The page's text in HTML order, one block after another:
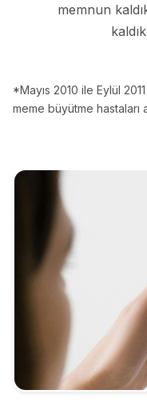
memnun
*Mayıs 2010 ile Eylül
meme büyütme hastaları